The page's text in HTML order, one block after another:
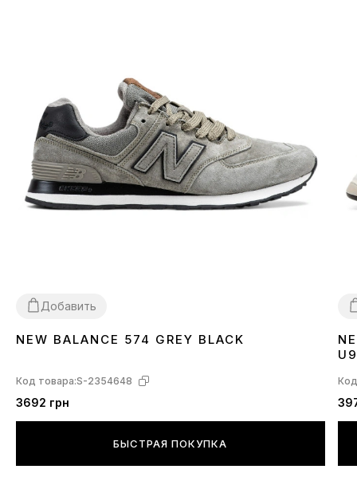
Добавить
4142 4345
NEW BALANCE 574 GREY BLACK
Код товара:S-2354648
3692 грн
БЫСТРАЯ ПОКУПКА